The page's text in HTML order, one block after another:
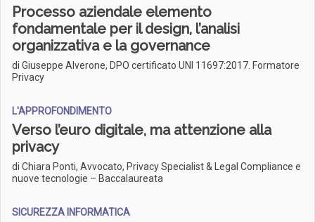
Processo aziendale elemento
fondamentale per il design, l’analisi
organizzativa e la governance
di Giuseppe Alverone, DPO certificato UNI 11697:2017. Formatore
Privacy
L'APPROFONDIMENTO
Verso l’euro digitale, ma attenzione alla
privacy
di Chiara Ponti, Avvocato, Privacy Specialist & Legal Compliance e
nuove tecnologie – Baccalaureata
SICUREZZA INFORMATICA